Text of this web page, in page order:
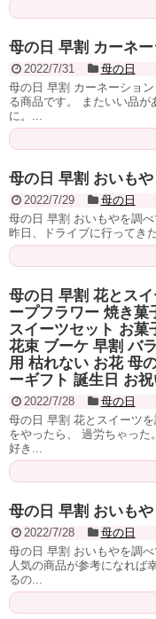
母の日 早割 カーネ
2022/7/31
母の日
母の日 早割 カーネーショ
る商品です。 またいい品
に。...
母の日 早割 おいもや
2022/7/29
母の日
母の日 早割 おいもやを調
昨日、ドライブに行ってき
母の日 早割 花とス
ープフラワー 焼き菓
スイーツセット お
花束 ブーケ 早割 バ
用 枯れない お花 母
ーギフト 誕生日 お
2022/7/28
母の日
母の日 早割 花とスイーツ
をやったら、 過労ちゃった
好き...
母の日 早割 おいもや
2022/7/28
母の日
母の日 早割 おいもやを調
人気の商品が参考になれば
るの...